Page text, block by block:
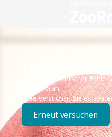
Technisches
Es ist ein technischer
bereits dran.
Bitte versuchen Sie es
Erneut versuchen